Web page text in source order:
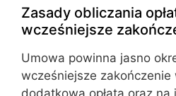
Zasady obliczania
wcześniejsze
Umowa powinna jasno
wcześniejsze
dodatkową opłatą oraz